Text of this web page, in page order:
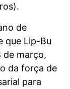
de
que Lip-Bu
de março,
da força de
para